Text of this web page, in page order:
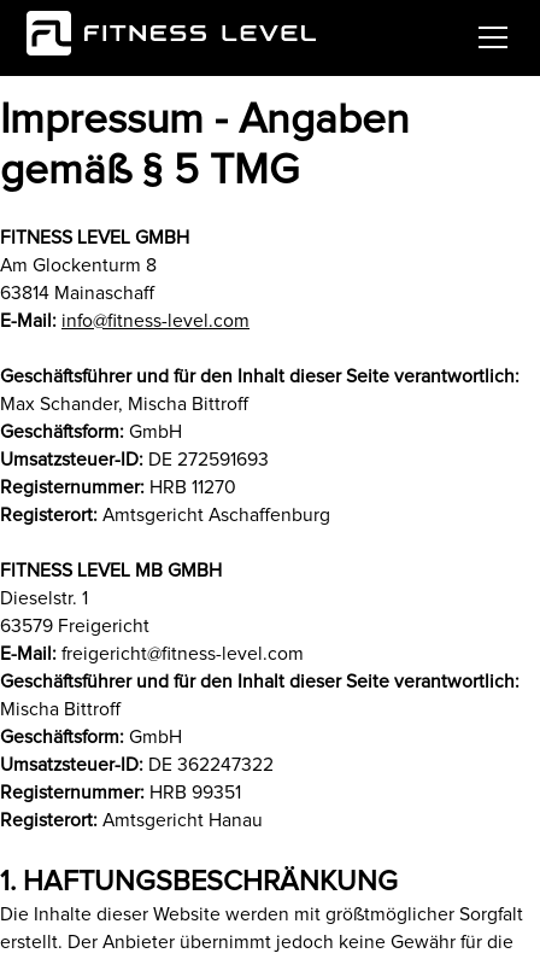
IMPRESSUM
Impressum - Angaben
gemäß § 5 TMG
FITNESS LEVEL GMBH
Am Glockenturm 8
63814 Mainaschaff
E-Mail: info@fitness-level.com
Geschäftsführer und für den Inhalt dieser Seite verantwortlich:
Max Schander, Mischa Bittroff
Geschäftsform: GmbH
Umsatzsteuer-ID: DE 272591693
Registernummer: HRB 11270
Registerort: Amtsgericht Aschaffenburg
FITNESS LEVEL MB GMBH
Dieselstr. 1
63579 Freigericht
E-Mail: freigericht@fitness-level.com
Geschäftsführer und für den Inhalt dieser Seite verantwortlich:
Mischa Bittroff
Geschäftsform: GmbH
Umsatzsteuer-ID: DE 362247322
Registernummer: HRB 99351
Registerort: Amtsgericht Hanau
1. HAFTUNGS­BESCHRÄNKUNG
Die Inhalte dieser Website werden mit größtmöglicher Sorgfalt
erstellt. Der Anbieter übernimmt jedoch keine Gewähr für die